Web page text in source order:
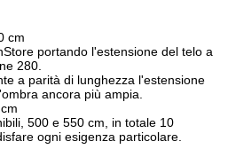
cm
portando l'estensione del telo a
280.
a parità di lunghezza l'estensione
ancora più ampia.
500 e 550 cm, in totale 10
ogni esigenza particolare.